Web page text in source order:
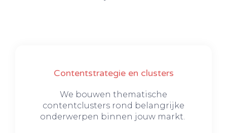
Contentstrategie en clusters
We bouwen thematische
contentclusters rond belangrijke
onderwerpen binnen jouw markt.